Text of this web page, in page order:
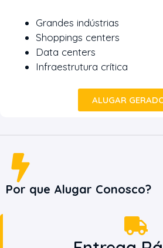
Grandes indústrias
Shoppings centers
Data centers
Infraestrutura crítica
ALUGAR
Por que Alugar Conosco?